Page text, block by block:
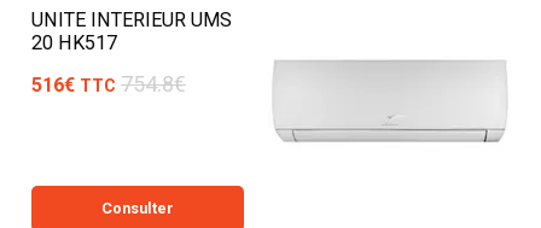
UNITE INTERIEUR UMS
20 HK517
516€ TTC 754.8€
Consulter